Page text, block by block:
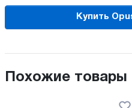
Купить
Похожие товары